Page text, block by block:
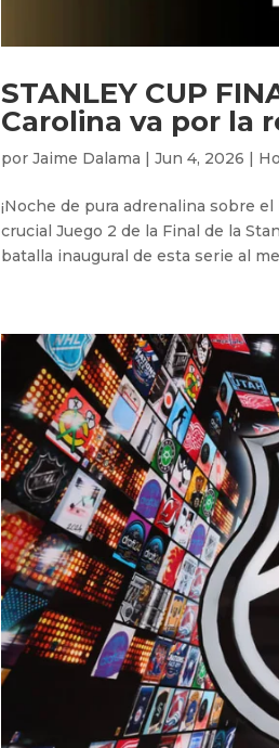
STANLEY CUP
Carolina va por la
porJaime Dalama |Jun 4, 2026 |
¡Noche de pura adrenalina sobre
crucial Juego 2 de la Final de la
batalla inaugural de esta serie al